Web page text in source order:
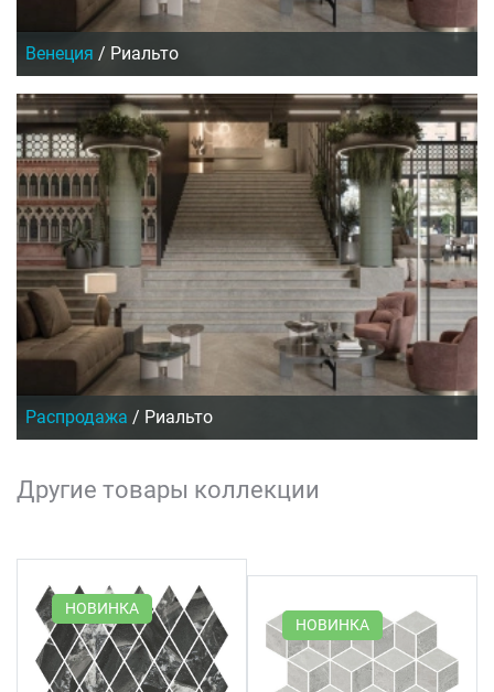
Венеция / Риальто
Распродажа / Риальто
Другие товары коллекции
НОВИНКА
НОВИНКА